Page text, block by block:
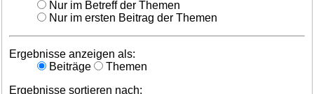
Nur im Betreff der Themen
Nur im ersten Beitrag der Themen
Ergebnisse anzeigen als:
Beiträge
Themen
Ergebnisse sortieren nach: